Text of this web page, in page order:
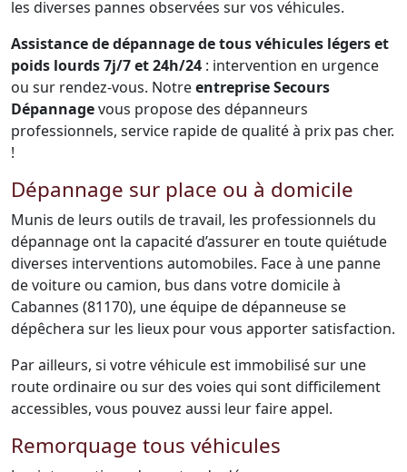
les diverses pannes observées sur vos véhicules.
Assistance de dépannage de tous véhicules légers et
poids lourds 7j/7 et 24h/24 : intervention en urgence
ou sur rendez-vous. Notreentreprise Secours
Dépannagevous propose des dépanneurs
professionnels, service rapide de qualité à prix pas cher.
!
Dépannage sur place ou à domicile
Munis de leurs outils de travail, les professionnels du
dépannage ont la capacité d’assurer en toute quiétude
diverses interventions automobiles. Face à une panne
de voiture ou camion, bus dans votre domicile à
Cabannes (81170), une équipe de dépanneuse se
dépêchera sur les lieux pour vous apporter satisfaction.
Par ailleurs, si votre véhicule est immobilisé sur une
route ordinaire ou sur des voies qui sont difficilement
accessibles, vous pouvez aussi leur faire appel.
Remorquage tous véhicules